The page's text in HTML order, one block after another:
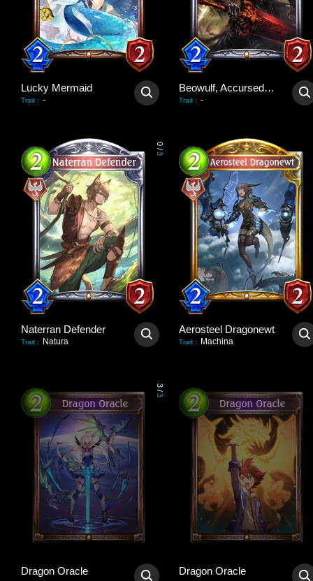
Lucky Mermaid
Trait : -
Beowulf, Accursed Hero
Trait : -
0
/
3
Naterran Defender
Trait : Natura
Aerosteel Dragonewt
Trait : Machina
3
/
3
Dragon Oracle Dragon Oracle